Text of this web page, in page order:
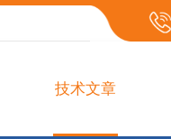
技术文章